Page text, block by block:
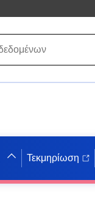
Τεκμηρίωση